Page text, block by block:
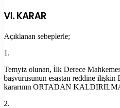
VI. KARAR
Açıklanan sebeplerle;
1.
Temyiz olunan, İlk Derece
başvurusunun esastan reddine
kararının ORTADAN
2.